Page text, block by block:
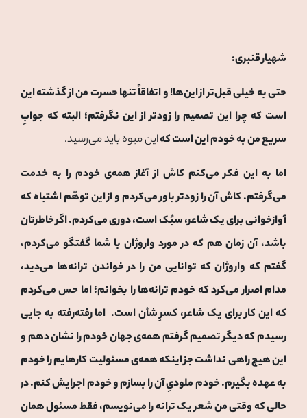
شهیار قنبری:
حتی به خیلی قبل‌تر از این‌ها! و اتفاقاً تنها حسرت من از گذشته این
است که چرا این تصمیم را زودتر از این نگرفتم؛ البته که جوابِ
سریع من به خودم این است کهاین میوه باید می‌رسید.
اما به این فکر می‌کنم کاش از آغاز همه‌ی خودم را به خدمت
می‌گرفتم. کاش آن را زودتر باور می‌کردم و از این توهّم اشتباه که
آوازخوانی برای یک شاعر، سبُک است، دوری می‌کردم. اگر خاطرتان
باشد، آن زمان هم که در مورد واروژان با شما گفتگو می‌کردم،
گفتم که واروژان که توانایی من را در خواندن ترانه‌ها می‌دید،
مدام اصرار می‌کرد که خودم ترانه‌ها را بخوانم؛ اما حس می‌کردم
که این کار برای یک شاعر، کسرِ شأن است. اما رفته‌رفته به جایی
رسیدم که دیگر تصمیم گرفتم همه‌ی جهان خودم را نشان دهم و
این هیچ راهی نداشت جز اینکه همه‌ی مسئولیت کارهایم را خودم
به عهده بگیرم. خودم ملودیِ آن را بسازم و خودم اجرایش کنم. در
حالی که وقتی من شعر یک ترانه را می‌نویسم، فقط مسئول همان